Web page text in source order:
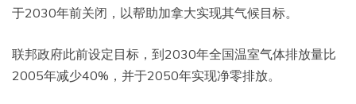
于2030年前关闭，以帮助加拿大实现其气候目标。
联邦政府此前设定目标，到2030年全国温室气体排放量比
2005年减少40%，并于2050年实现净零排放。